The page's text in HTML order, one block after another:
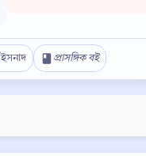
ইসনাদ প্রাসঙ্গিক বই